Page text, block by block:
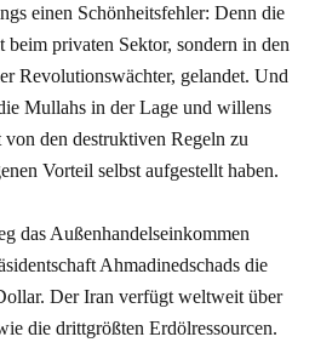
einen Schönheitsfehler: Denn die
beim privaten Sektor, sondern in den
Revolutionswächter, gelandet. Und
Mullahs in der Lage und willens
den destruktiven Regeln zu
Vorteil selbst aufgestellt haben.
das Außenhandelseinkommen
Ahmadinedschads die
Der Iran verfügt weltweit über
die drittgrößten Erdölressourcen.